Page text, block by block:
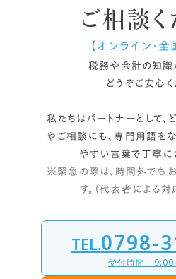
ご相談く
【オンライン・全
税務や会計の知識
どうぞご安心く
私たちはパートナーとして、
やご相談にも、 専門用語をな
やすい言葉で丁寧に
※緊急の際は、時間外でも
す。（代表者による対
TEL.0798-
受付時間 9:00